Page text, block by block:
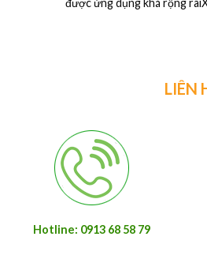
LIÊN
Hotline: 0913 68 58 79